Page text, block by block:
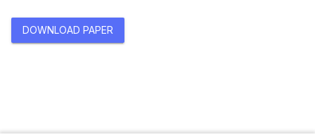
DOWNLOAD PAPER